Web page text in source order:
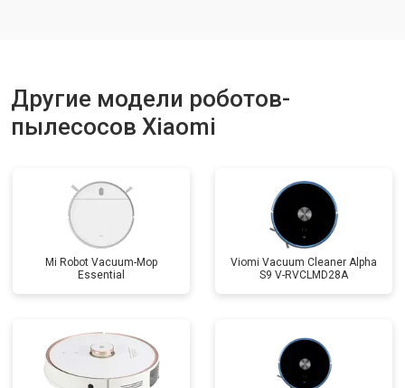
Другие модели роботов-
пылесосов Xiaomi
Mi Robot Vacuum-Mop
Essential
Viomi Vacuum Cleaner Alpha
S9 V-RVCLMD28A